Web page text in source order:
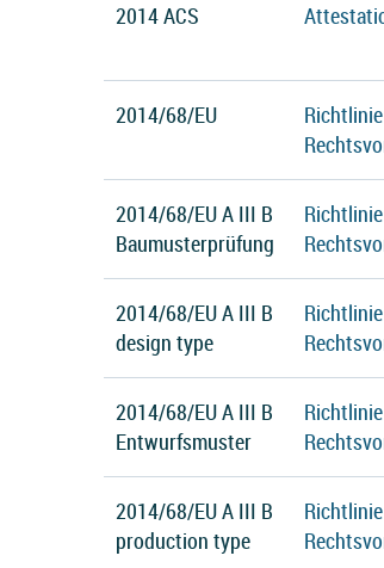
2014 ACS
2014/68/EU
2014/68/EU A III B
Baumusterprüfung
2014/68/EU A III B
design type
2014/68/EU A III B
Entwurfsmuster
2014/68/EU A III B
production type